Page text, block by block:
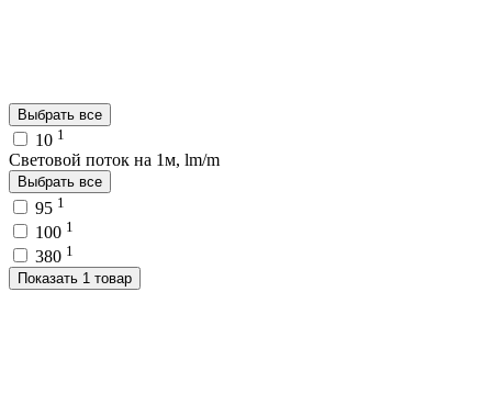
Выбрать все
10 1
Световой поток на 1м, lm/m
Выбрать все
95 1
100 1
380 1
Показать 1 товар